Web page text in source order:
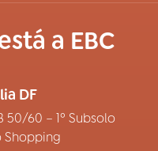
a EBC
DF
50/60 – 1º Subsolo
Shopping